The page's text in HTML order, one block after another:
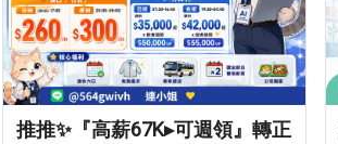
推推✨『高薪67K▸可週領』轉正